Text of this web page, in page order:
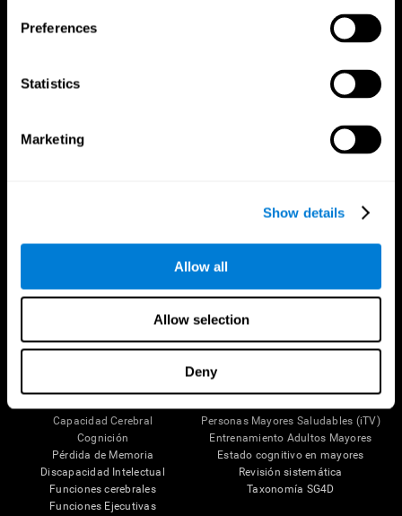
Preferences
Statistics
Marketing
Show details
Allow all
Allow selection
Deny
Mente y Cerebro
Capacidad Cerebral
Cognición
Pérdida de Memoria
Discapacidad Intelectual
Funciones cerebrales
Funciones Ejecutivas
Juegos de Ordenador
Personas Mayores Saludables (iTV)
Entrenamiento Adultos Mayores
Estado cognitivo en mayores
Revisión sistemática
Taxonomía SG4D